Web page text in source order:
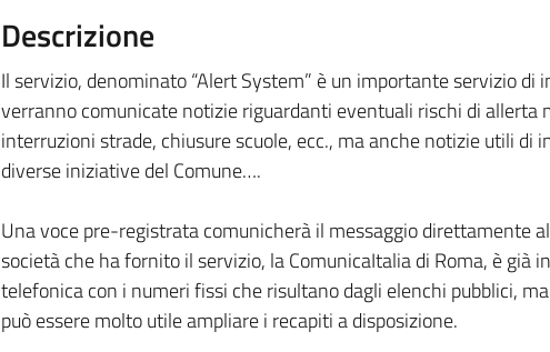
Descrizione
Il servizio, denominato “Alert System” è un importante servizio di
verranno comunicate notizie riguardanti eventuali rischi di allerta
interruzioni strade, chiusure scuole, ecc., ma anche notizie utili di
diverse iniziative del Comune….
Una voce pre-registrata comunicherà il messaggio direttamente
società che ha fornito il servizio, la ComunicaItalia di Roma, è già
telefonica con i numeri fissi che risultano dagli elenchi pubblici,
può essere molto utile ampliare i recapiti a disposizione.